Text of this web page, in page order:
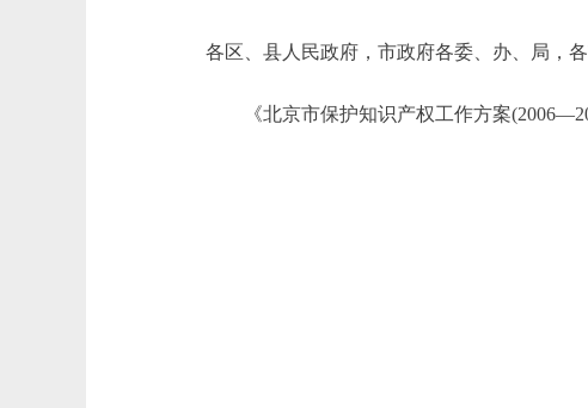
各区、县人民政府，市政府各委、办、局，各
《北京市保护知识产权工作方案